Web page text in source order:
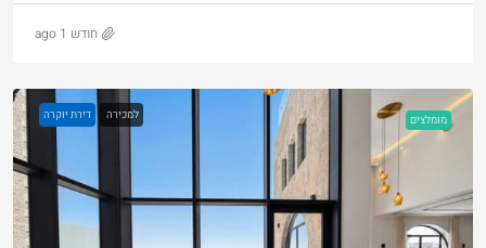
חודש 1 ago
מומלצים למכירה דירת יוקרה